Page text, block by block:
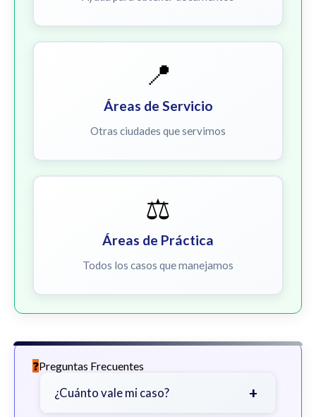
📍
Áreas de Servicio
Otras ciudades que servimos
⚖️
Áreas de Práctica
Todos los casos que manejamos
Preguntas Frecuentes
¿Cuánto vale mi caso? +